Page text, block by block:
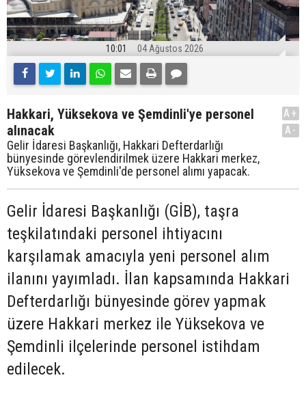
10:01 04 Ağustos 2026
Hakkari, Yüksekova ve Şemdinli'ye personel
alınacak
Gelir İdaresi Başkanlığı, Hakkari Defterdarlığı
bünyesinde görevlendirilmek üzere Hakkari merkez,
Yüksekova ve Şemdinli'de personel alımı yapacak.
A+
A-
Gelir İdaresi Başkanlığı (GİB), taşra
teşkilatındaki personel ihtiyacını
karşılamak amacıyla yeni personel alım
ilanını yayımladı. İlan kapsamında Hakkari
Defterdarlığı bünyesinde görev yapmak
üzere Hakkari merkez ile Yüksekova ve
Şemdinli ilçelerinde personel istihdam
edilecek.